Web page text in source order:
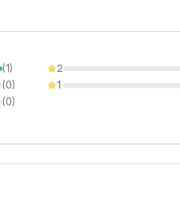
(1)
(0)
(0)
2
0%
1
0%